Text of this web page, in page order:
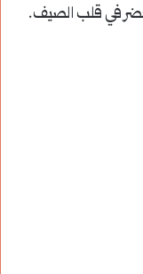
في قلب الصيف.